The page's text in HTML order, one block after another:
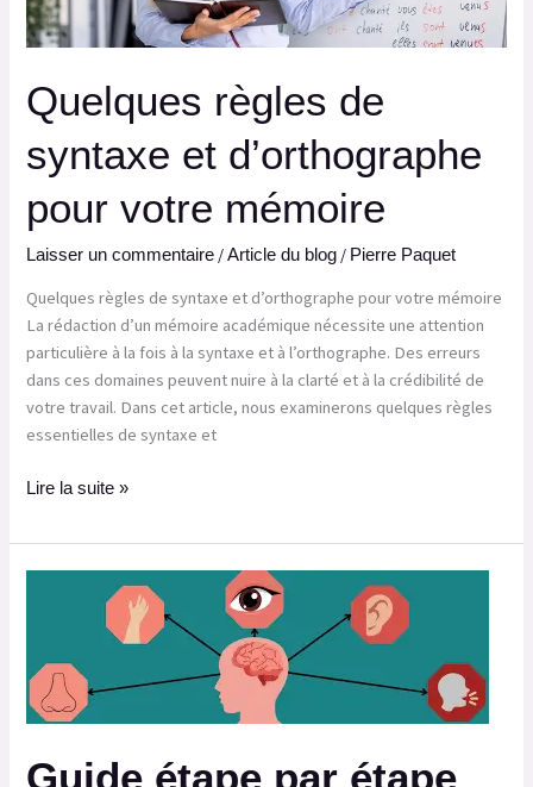
Quelques règles de
syntaxe et d’orthographe
pour votre mémoire
Laisser un commentaire /Article du blog / Pierre Paquet
Quelques règles de syntaxe et d’orthographe pour votre mémoire
La rédaction d’un mémoire académique nécessite une attention
particulière à la fois à la syntaxe et à l’orthographe. Des erreurs
dans ces domaines peuvent nuire à la clarté et à la crédibilité de
votre travail. Dans cet article, nous examinerons quelques règles
essentielles de syntaxe et
Lire la suite »
Guide étape par étape
étape
pour
la
en